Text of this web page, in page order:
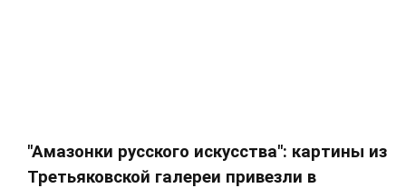
"Амазонки русского искусства": картины из
Третьяковской галереи привезли в